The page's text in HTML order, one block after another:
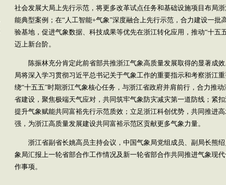
社会发展大局上先行示范，将更多改革试点任务和基础设施项目布局
能典型案例；在“人工智能+气象”深度融合上先行示范，合力建设一批
验基地，促进气象数据、科技成果等优先在浙江转化应用，推动“十五
迈上新台阶。
陈振林充分肯定此前省部共推浙江气象高质量发展取得的显著成效
局将深入学习贯彻习近平总书记关于气象工作的重要指示和考察浙江
绕“十五五”时期浙江气象核心任务，与浙江省政府并肩前行，合力推
省建设，聚焦极端天气应对，共同筑牢气象防灾减灾第一道防线；紧
提升气象赋能共同富裕先行示范质效；立足浙江科创优势，共同推进
强，为浙江高质量发展建设共同富裕示范区贡献更多气象力量。
浙江省副省长姚高员主持会议，中国气象局党组成员、副局长熊绍
象局汇报上一轮省部合作工作情况及新一轮省部合作共同推进气象现
作事项。